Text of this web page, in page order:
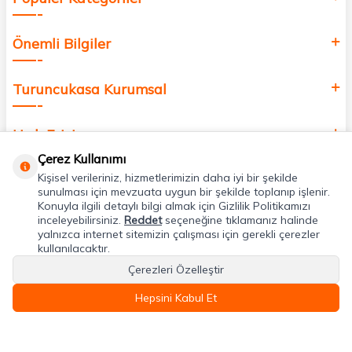
Önemli Bilgiler
Turuncukasa Kurumsal
Hızlı Erişim
Uygulamalarımız
Adres & İletişim
Çerez Kullanımı
Kişisel verileriniz, hizmetlerimizin daha iyi bir şekilde
sunulması için mevzuata uygun bir şekilde toplanıp işlenir.
Konuyla ilgili detaylı bilgi almak için Gizlilik Politikamızı
inceleyebilirsiniz. Reddetseçeneğine tıklamanız halinde
yalnızca internet sitemizin çalışması için gerekli çerezler
kullanılacaktır.
Çerezleri Özelleştir
Hepsini Kabul Et